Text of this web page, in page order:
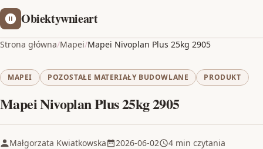
Obiektywnieart
Strona główna/Mapei/Mapei Nivoplan Plus 25kg 2905
MAPEI POZOSTAŁE MATERIAŁY BUDOWLANE PRODUKT
Mapei Nivoplan Plus 25kg 2905
Małgorzata Kwiatkowska 2026-06-02 4 min czytania